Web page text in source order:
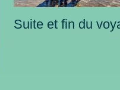
Suite et fin du